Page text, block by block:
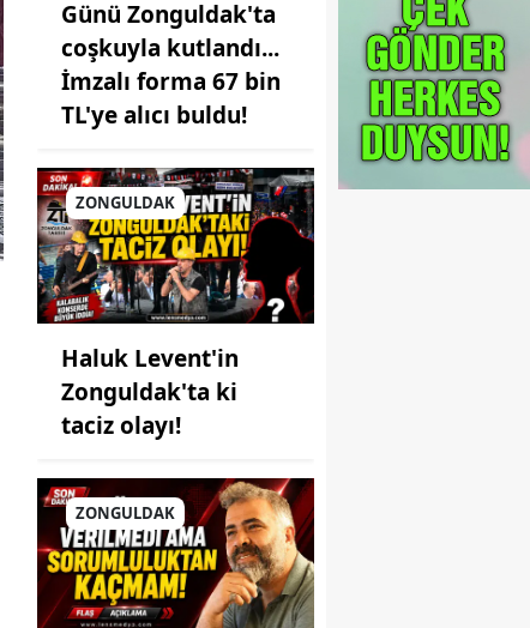
Günü Zonguldak'ta
coşkuyla kutlandı...
İmzalı forma 67 bin
TL'ye alıcı buldu!
ZONGULDAK
Haluk Levent'in
Zonguldak'ta ki
taciz olayı!
ZONGULDAK